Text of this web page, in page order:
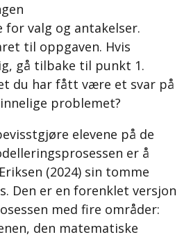
for valg og antakelser.
til oppgaven. Hvis
gå tilbake til punkt 1.
du har fått være et svar på
problemet?
elevene på de
er å
(2024) sin tomme
Den er en forenklet versjon
med fire områder:
den matematiske